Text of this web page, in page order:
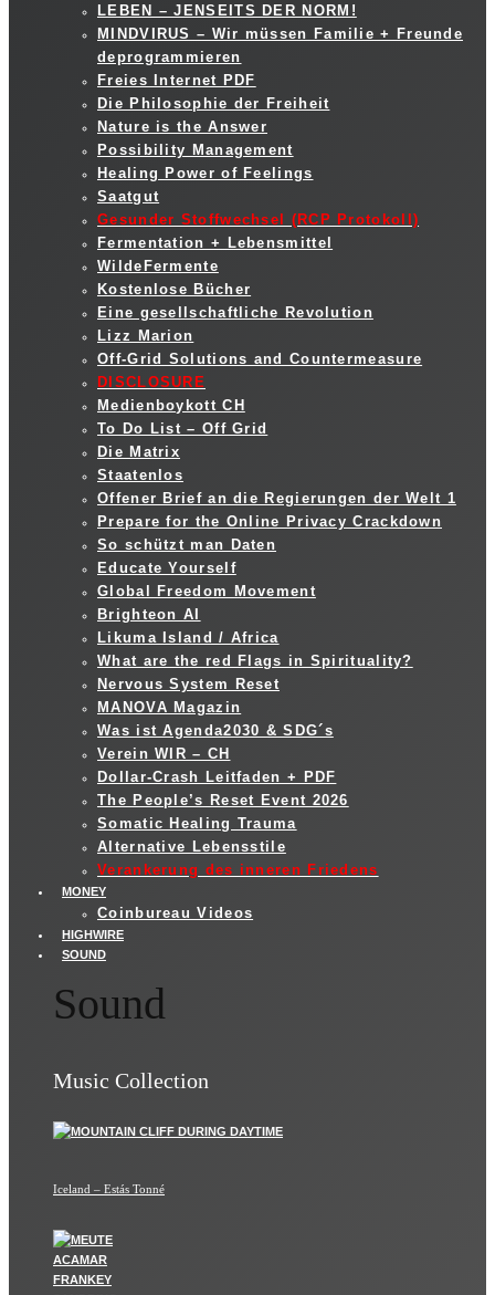
LEBEN – JENSEITS DER NORM!
MINDVIRUS – Wir müssen Familie + Freunde
deprogrammieren
Freies Internet PDF
Die Philosophie der Freiheit
Nature is the Answer
Possibility Management
Healing Power of Feelings
Saatgut
Gesunder Stoffwechsel (RCP Protokoll)
Fermentation + Lebensmittel
WildeFermente
Kostenlose Bücher
Eine gesellschaftliche Revolution
Lizz Marion
Off-Grid Solutions and Countermeasure
DISCLOSURE
Medienboykott CH
To Do List – Off Grid
Die Matrix
Staatenlos
Offener Brief an die Regierungen der Welt 1
Prepare for the Online Privacy Crackdown
So schützt man Daten
Educate Yourself
Global Freedom Movement
Brighteon AI
Likuma Island / Africa
What are the red Flags in Spirituality?
Nervous System Reset
MANOVA Magazin
Was ist Agenda2030 & SDG´s
Verein WIR – CH
Dollar-Crash Leitfaden + PDF
The People’s Reset Event 2026
Somatic Healing Trauma
Alternative Lebensstile
Verankerung des inneren Friedens
MONEY
Coinbureau Videos
HIGHWIRE
SOUND
Sound
Music Collection
Iceland – Estás Tonné